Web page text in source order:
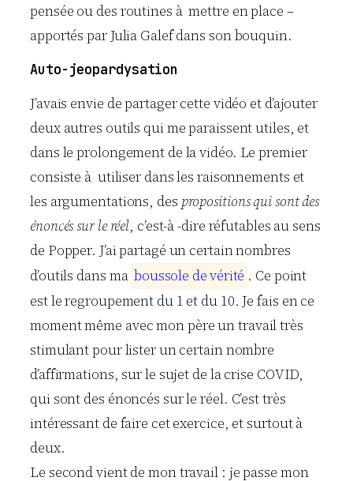
pensée ou des routines à mettre en place –
apportés par Julia Galef dans son bouquin.
Auto-jeopardysation
J’avais envie de partager cette vidéo et d’ajouter
deux autres outils qui me paraissent utiles, et
dans le prolongement de la vidéo. Le premier
consiste à utiliser dans les raisonnements et
les argumentations, des propositions qui sont des
énoncés sur le réel, c’est-à -dire réfutables au sens
de Popper. J’ai partagé un certain nombres
d’outils dans ma boussole devérité . Ce point
est le regroupement du 1 et du 10. Je fais en ce
moment même avec mon père un travail très
stimulant pour lister un certain nombre
d’affirmations, sur le sujet de la crise COVID,
qui sont des énoncés sur le réel. C’est très
intéressant de faire cet exercice, et surtout à
deux.
Le second vient de mon travail : je passe mon